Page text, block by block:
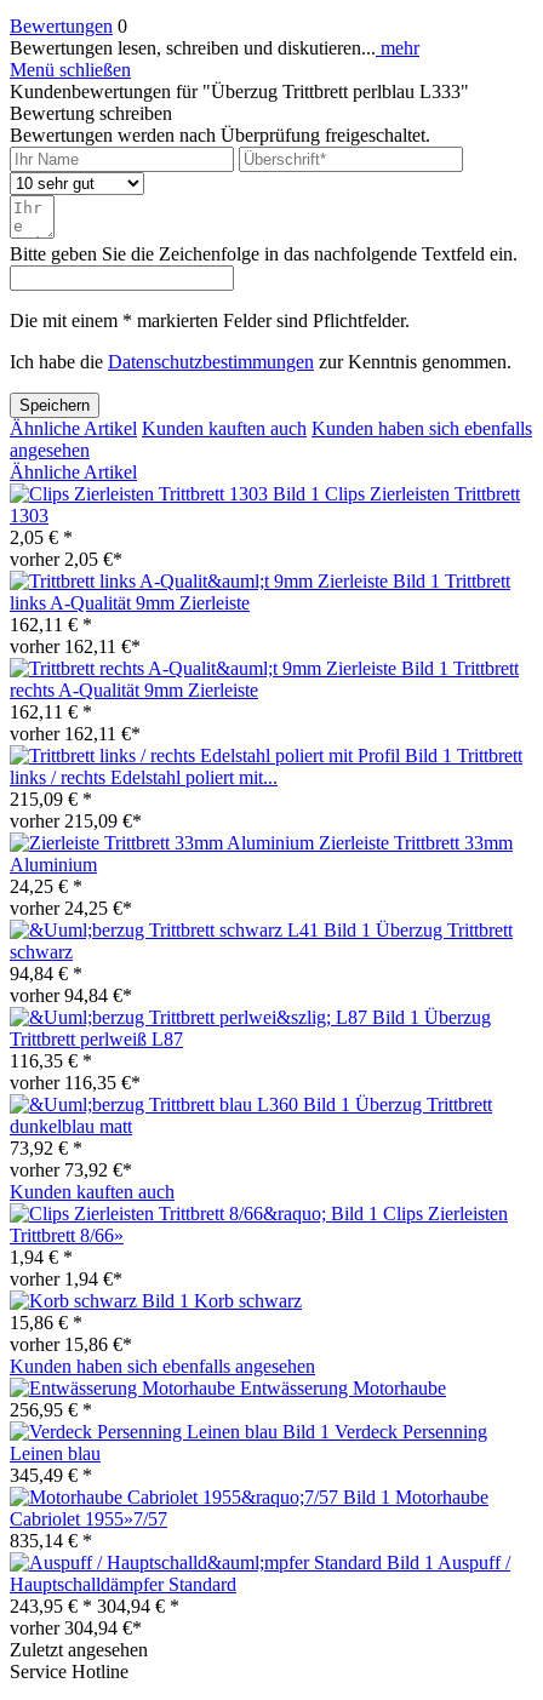
Bewertungen 0
Bewertungen lesen, schreiben und diskutieren... mehr
Menü schließen
Kundenbewertungen für "Überzug Trittbrett perlblau L333"
Bewertung schreiben
Bewertungen werden nach Überprüfung freigeschaltet.
Bitte geben Sie die Zeichenfolge in das nachfolgende Textfeld ein.
Die mit einem * markierten Felder sind Pflichtfelder.
Ich habe die Datenschutzbestimmungen zur Kenntnis genommen.
Speichern
Ähnliche Artikel Kunden kauften auch Kunden haben sich ebenfalls
angesehen
Ähnliche Artikel
Clips Zierleisten Trittbrett
1303
2,05 € *
vorher 2,05 €*
Trittbrett
links A-Qualität 9mm Zierleiste
162,11 € *
vorher 162,11 €*
Trittbrett
rechts A-Qualität 9mm Zierleiste
162,11 € *
vorher 162,11 €*
Trittbrett
links / rechts Edelstahl poliert mit...
215,09 € *
vorher 215,09 €*
Zierleiste Trittbrett 33mm
Aluminium
24,25 € *
vorher 24,25 €*
Überzug Trittbrett
schwarz
94,84 € *
vorher 94,84 €*
Überzug
Trittbrett perlweiß L87
116,35 € *
vorher 116,35 €*
Überzug Trittbrett
dunkelblau matt
73,92 € *
vorher 73,92 €*
Kunden kauften auch
Clips Zierleisten
Trittbrett 8/66»
1,94 € *
vorher 1,94 €*
Korb schwarz
15,86 € *
vorher 15,86 €*
Kunden haben sich ebenfalls angesehen
Entwässerung Motorhaube
256,95 € *
Verdeck Persenning
Leinen blau
345,49 € *
Motorhaube
Cabriolet 1955»7/57
835,14 € *
Auspuff /
Hauptschalldämpfer Standard
243,95 € * 304,94 € *
vorher 304,94 €*
Zuletzt angesehen
Service Hotline